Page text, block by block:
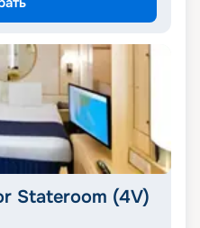
Stateroom (4V)